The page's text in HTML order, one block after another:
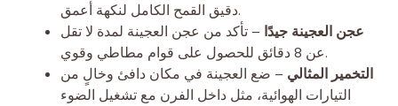
دقيق القمح الكامل لنكهة أعمق.
عجن العجينة جيدًا – تأكد من عجن العجينة لمدة لا تقل
عن 8 دقائق للحصول على قوام مطاطي وقوي.
التخمير المثالي – ضع العجينة في مكان دافئ وخالٍ من
التيارات الهوائية، مثل داخل الفرن مع تشغيل الضوء